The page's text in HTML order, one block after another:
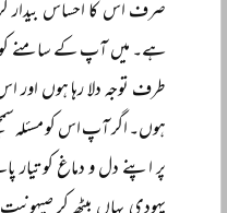
صرف اس کا احساس بیدار
ہے۔ میں آپ کے سامنے کوئی
طرف توجہ دلا رہا ہوں
ہوں۔ اگر آپ اس کو مسئلہ
پر اپنے دل و دماغ کو تیار